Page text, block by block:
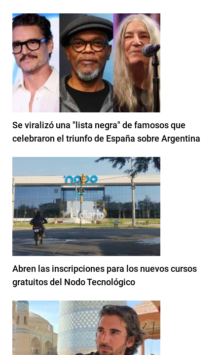
Se viralizó una "lista negra" de famosos que
celebraron el triunfo de España sobre Argentina
Abren las inscripciones para los nuevos cursos
gratuitos del Nodo Tecnológico